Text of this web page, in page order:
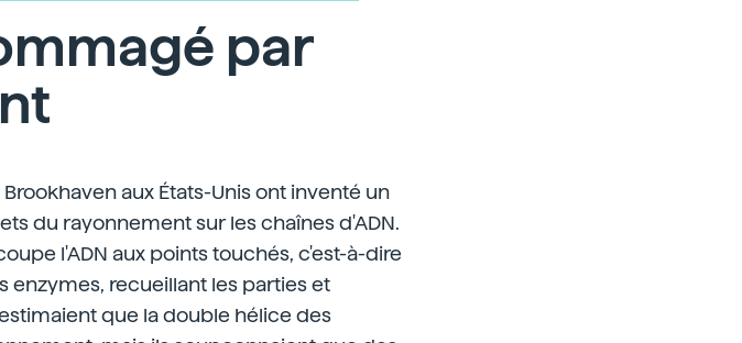
par
aux États-Unis ont inventé un
du rayonnement sur les chaînes d'ADN.
l'ADN aux points touchés, c'est-à-dire
enzymes, recueillant les parties et
que la double hélice des